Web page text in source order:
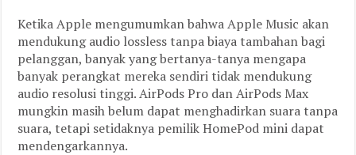
Ketika Apple mengumumkan bahwa Apple Music akan
mendukung audio lossless tanpa biaya tambahan bagi
pelanggan, banyak yang bertanya-tanya mengapa
banyak perangkat mereka sendiri tidak mendukung
audio resolusi tinggi. AirPods Pro dan AirPods Max
mungkin masih belum dapat menghadirkan suara tanpa
suara, tetapi setidaknya pemilik HomePod mini dapat
mendengarkannya.